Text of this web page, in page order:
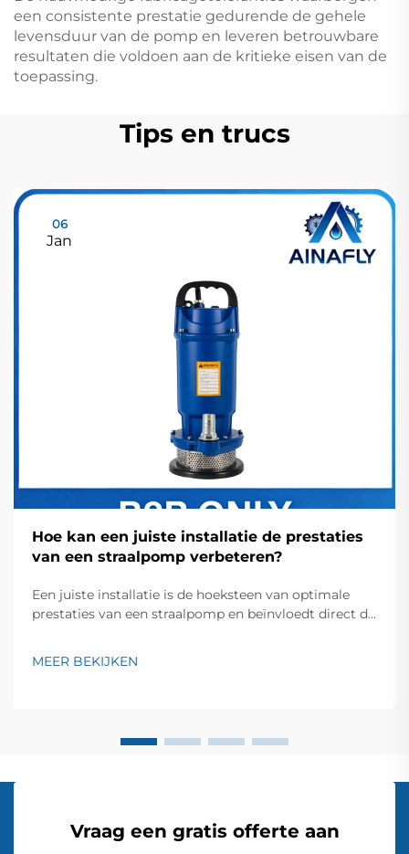
een consistente prestatie gedurende de gehele
levensduur van de pomp en leveren betrouwbare
resultaten die voldoen aan de kritieke eisen van de
toepassing.
Tips en trucs
06
Jan
Hoe kan een juiste installatie de prestaties
van een straalpomp verbeteren?
Een juiste installatie is de hoeksteen van optimale
prestaties van een straalpomp en beïnvloedt direct de
straalpompsysteem levert niet alleen een constante
MEER BEKIJKEN
Vraag een gratis offerte aan